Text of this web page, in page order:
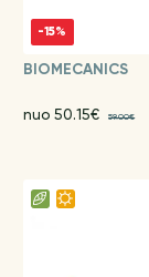
-15%
BIOMECANICS
nuo 50.15€ 59.00€